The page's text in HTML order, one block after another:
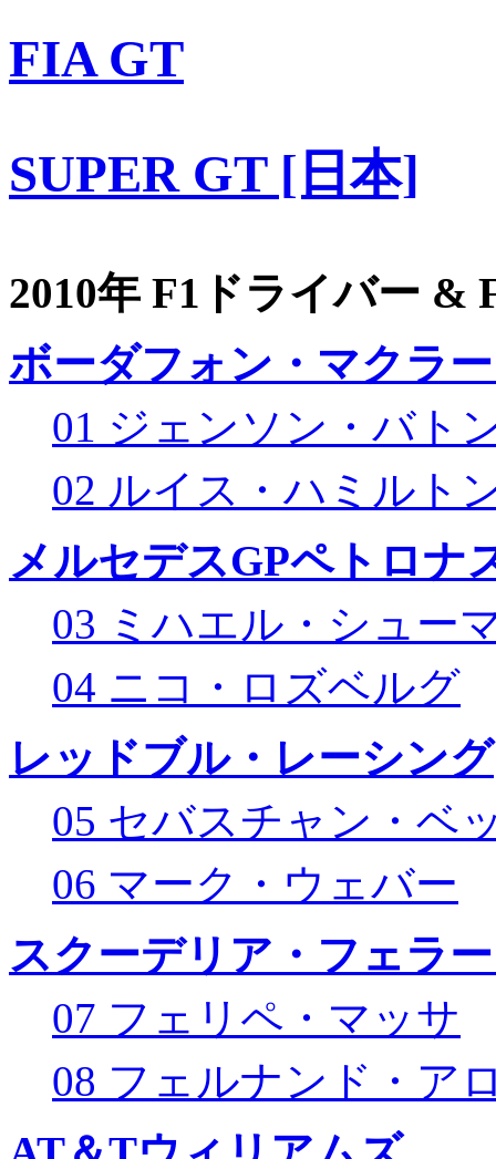
FIA GT
SUPER GT [日本]
2010年 F1ドライバー &
ボーダフォン・マクラ
01 ジェンソン・バト
02 ルイス・ハミルト
メルセデスGPペトロナ
03 ミハエル・シュー
04 ニコ・ロズベルグ
レッドブル・レーシング
05 セバスチャン・ベ
06 マーク・ウェバー
スクーデリア・フェラ
07 フェリペ・マッサ
08 フェルナンド・ア